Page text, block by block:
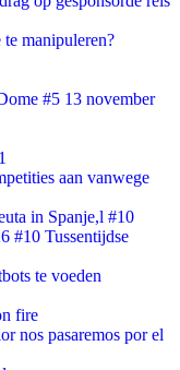
manipuleren?
#5 13 november
aan vanwege
in Spanje,l #10
#10 Tussentijdse
te voeden
fire
nos pasaremos por el